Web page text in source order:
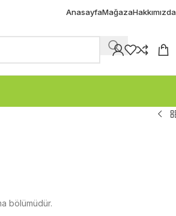
AnasayfaMağazaHakkımızda
bölümüdür.